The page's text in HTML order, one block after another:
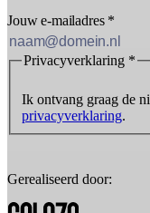
Jouw e-mailadres *
Privacyverklaring *
Ik ontvang graag de
privacyverklaring.
Gerealiseerd door: